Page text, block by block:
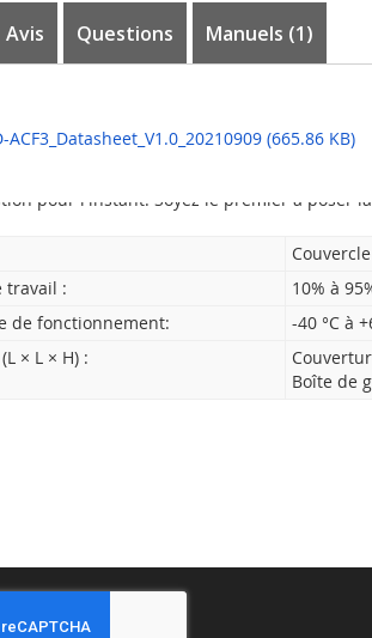
de montage Hikvision
Hikvision DS-KD-AFC3 pour modules
Hikvision DS-KD-
travail :
10% à
de fonctionnement:
-40 °C à
× L × H) :
Boîte de
Avis
clients
Questions
pour l'instant. Soyez le premier à poser
Manuels (1)
ACF3_Datasheet_V1.0_20210909 (665.86 KB)